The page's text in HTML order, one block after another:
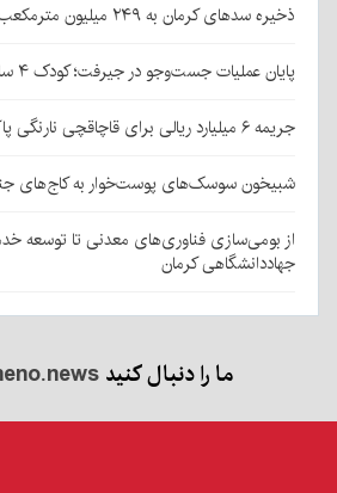
ذخیره سدهای کرمان به ۲۴۹ میلیون مترمکعب رسید
پایان عملیات جست‌وجو در جیرفت؛ کودک ۴ ساله دلفاردی پیدا شد
جریمه ۶ میلیارد ریالی برای قاچاقچی نارنگی پاکستانی در بافت
شبیخون سوسک‌های پوست‌خوار به کاج‌های
از بومی‌سازی فناوری‌های معدنی تا توسعه
جهاددانشگاهی کرمان
ما را دنبال کنید